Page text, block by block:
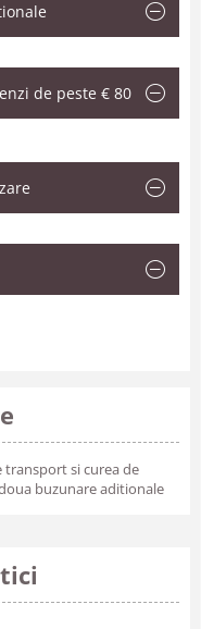
de peste € 80
transport si curea de
buzunare aditionale